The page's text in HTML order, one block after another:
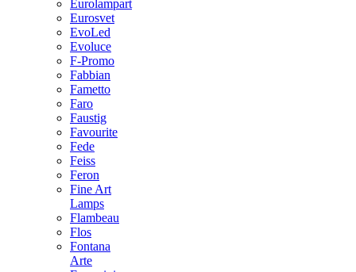
Eurolampart
Eurosvet
EvoLed
Evoluce
F-Promo
Fabbian
Fametto
Faro
Faustig
Favourite
Fede
Feiss
Feron
Fine Art
Lamps
Flambeau
Flos
Fontana
Arte